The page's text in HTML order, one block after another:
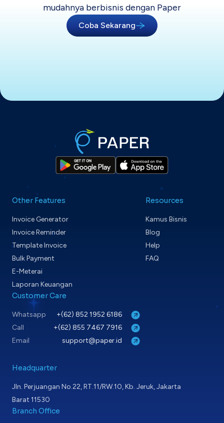
mudahnya berbisnis dengan Paper
Coba Sekarang
Other Features
Invoice Generator
Invoice Reminder
Template Invoice
Bulk Payment
E-Meterai
Laporan Keuangan
Resources
Kamus Bisnis
Blog
Help
FAQ
Customer Care
Whatsapp
+(62) 852 1952 6186
Call
+(62) 855 7467 7916
Email
support@paper.id
Headquarter
Jln. Perjuangan No.22, RT.11/RW.10, Kb. Jeruk, Jakarta
Barat 11530
Branch Office